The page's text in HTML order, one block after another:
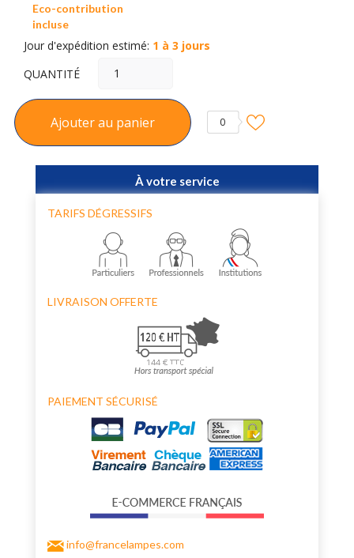
Eco-contribution
incluse
Jour d'expédition estimé: 1 à 3 jours
QUANTITÉ
Ajouter au panier 0
À votre service
TARIFS DÉGRESSIFS
LIVRAISON OFFERTE
PAIEMENT SÉCURISÉ
info@francelampes.com